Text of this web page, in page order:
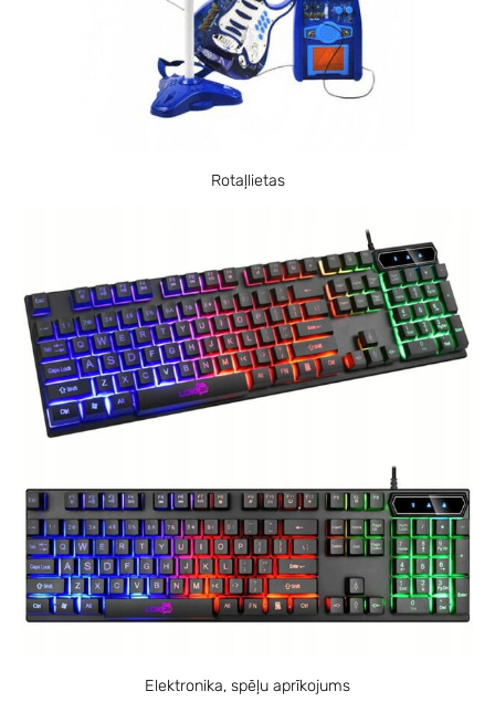
Rotaļlietas
Elektronika, spēļu aprīkojums